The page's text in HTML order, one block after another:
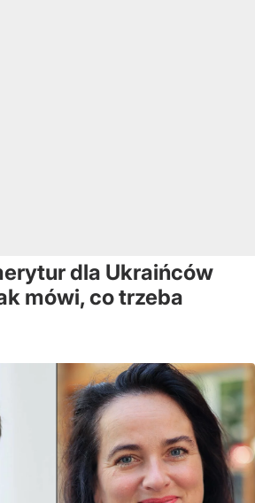
dla Ukraińców
mówi, co trzeba